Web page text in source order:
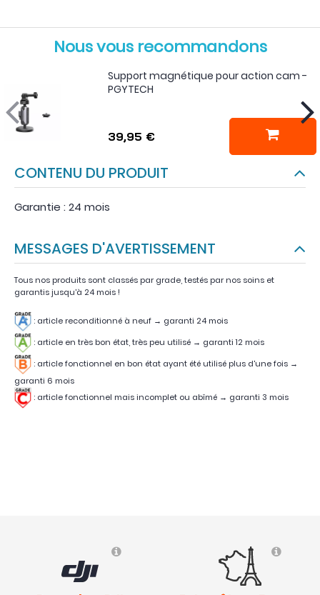
Nous vous recommandons
Support magnétique pour action cam -
PGYTECH
39,95 €
CONTENU DU PRODUIT
Garantie : 24 mois
MESSAGES D'AVERTISSEMENT
Tous nos produits sont classés par grade, testés par nos soins et
garantis jusqu'à 24 mois !
: article reconditionné à neuf → garanti 24 mois
: article en très bon état, très peu utilisé → garanti 12 mois
: article fonctionnel en bon état ayant été utilisé plus d'une fois →
garanti 6 mois
: article fonctionnel mais incomplet ou abîmé → garanti 3 mois